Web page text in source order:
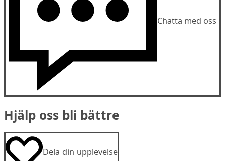
Chatta med oss
Hjälp oss bli bättre
Dela din upplevelse